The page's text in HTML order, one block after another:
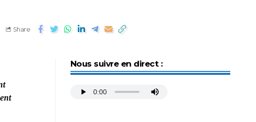
Share
Nous suivre en direct :